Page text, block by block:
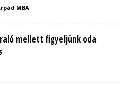
MBA
mellett figyeljünk oda